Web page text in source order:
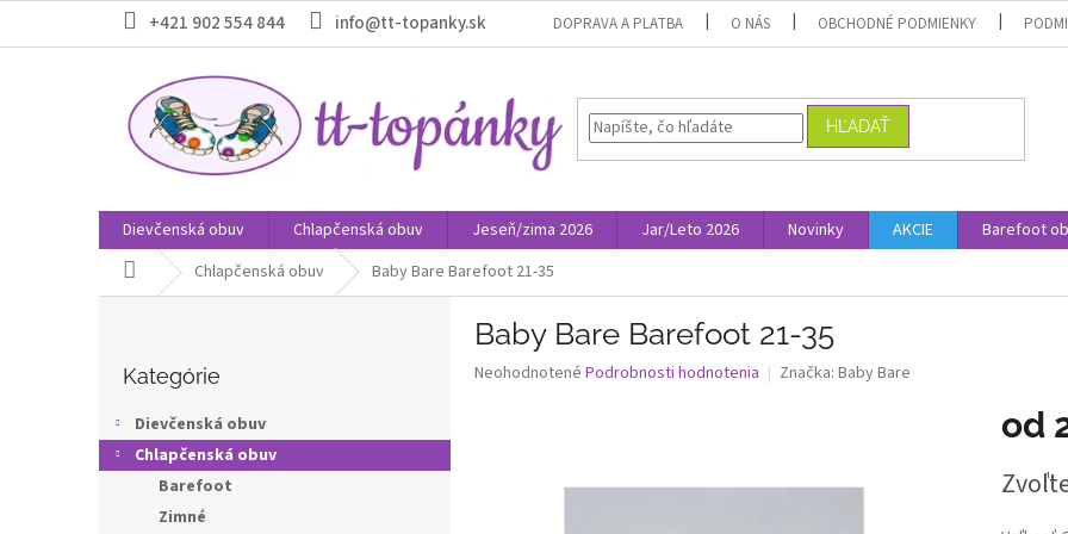
obsah
+421 902 554 844 info@tt-topanky.sk DOPRAVA A PLATBA O NÁS OBCHODNÉ PODMIENKY
HĽADAŤ
Dievčenská obuv Chlapčenská obuv Jeseň/zima 2026 Jar/Leto 2026 Novinky AKCIE Barefoot
Domov Chlapčenská obuv Baby Bare Barefoot 21-35
p
a
kategórie
Kategórie
Dievčenská obuv
Chlapčenská obuv
Barefoot
Zimné
Baby Bare Barefoot 21-35
Priemerné
Neohodnotené Podrobnosti hodnotenia Značka: Baby Bare
od
cena: